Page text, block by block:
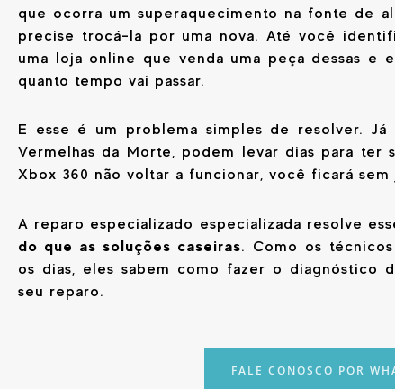
que ocorra um superaquecimento na fonte de
precise trocá-la por uma nova. Até você
uma loja online que venda uma peça dessas e
quanto tempo vai passar.
E esse é um problema simples de resolver. Já
Vermelhas da Morte, podem levar dias para ter
Xbox 360 não voltar a funcionar, você ficará sem
A reparo especializado especializada resolve
do que as soluções caseiras. Como os
os dias, eles sabem como fazer o diagnóstico
seu reparo.
FALE CONOSCO POR